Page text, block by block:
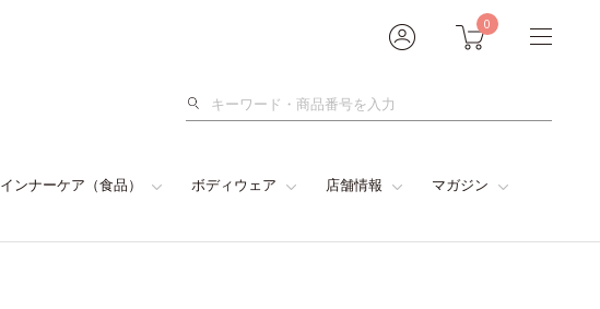
0
検
インナーケア（食品） ボディウェア 店舗情報 マガジン